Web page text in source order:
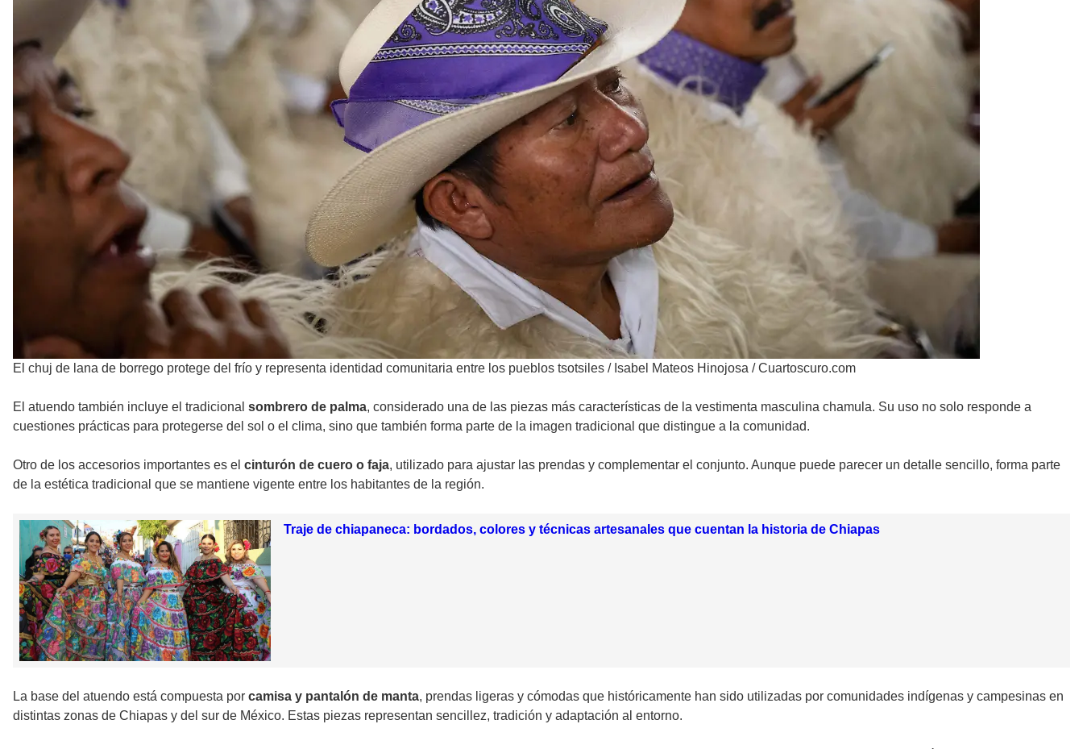
El chuj de lana de borrego protege del frío y representa identidad comunitaria entre los pueblos tsotsiles / Isabel Mateos Hinojosa / Cuartoscuro.com
El atuendo también incluye el tradicional sombrero de palma, considerado una de las piezas más características de la vestimenta masculina chamula. Su uso no solo responde a
cuestiones prácticas para protegerse del sol o el clima, sino que también forma parte de la imagen tradicional que distingue a la comunidad.
Otro de los accesorios importantes es el cinturón de cuero o faja, utilizado para ajustar las prendas y complementar el conjunto. Aunque puede parecer un detalle sencillo, forma parte
de la estética tradicional que se mantiene vigente entre los habitantes de la región.
Traje de chiapaneca: bordados, colores y técnicas artesanales que cuentan la historia de Chiapas
La base del atuendo está compuesta por camisa y pantalón de manta, prendas ligeras y cómodas que históricamente han sido utilizadas por comunidades indígenas y campesinas en
distintas zonas de Chiapas y del sur de México. Estas piezas representan sencillez, tradición y adaptación al entorno.